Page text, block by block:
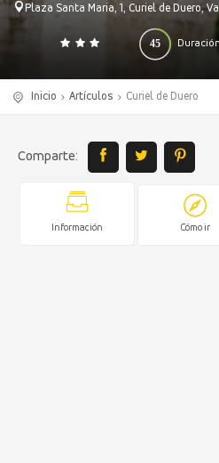
Plaza Santa Maria, 1, Curiel de Duero,
Duración
45
0 140
Inicio Artículos Curiel de Duero
Comparte:
Información Cómo ir